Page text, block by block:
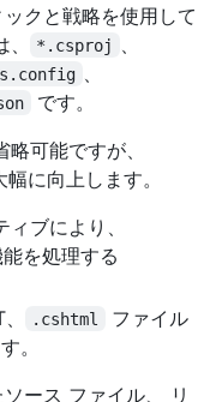
クと戦略を使用して
*.csproj
です。
可能ですが、
に向上します。
ィブにより、
を処理する
.cshtml
ファイル
。
ース ファイル、 リ